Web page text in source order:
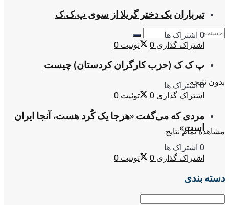
بدون نتیجه
مشاهده تمام نتایج
تیرباران یک دختر گریلا از سوی پ.ک.ک
0 اشتراک ها
اشتراک گذاری 0 توئیت 0
پ ک ک (حزب کارگران کردستان) چیست
0 اشتراک ها
اشتراک گذاری 0 توئیت 0
مردی که می‌گفت «هرجا یک کُرد هست، آنجا ایران
است»
0 اشتراک ها
اشتراک گذاری 0 توئیت 0
دسته بندی
دسته